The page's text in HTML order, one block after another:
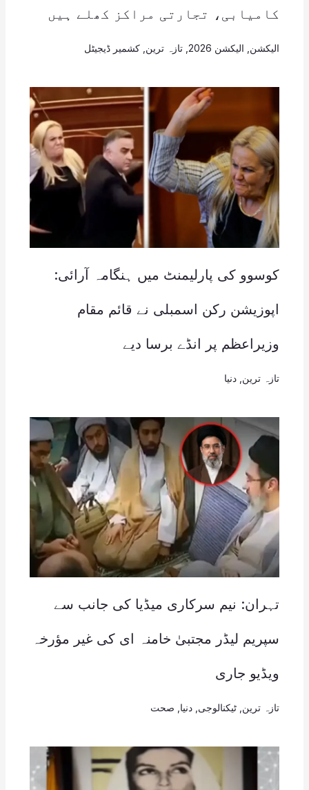
کامیابی، تجارتی مراکز کھلے ہیں
الیکشن الیکشن 2026 , تازہ ترین کشمیر ڈیجیٹل
کوسوو کی پارلیمنٹ میں ہنگامہ آرائی:
اپوزیشن رکن اسمبلی نے قائم مقام
وزیراعظم پر انڈے برسا دیے
تازہ ترین دنیا
تہران: نیم سرکاری میڈیا کی جانب سے
سپریم لیڈر مجتبیٰ خامنہ ای کی غیر مؤرخہ
ویڈیو جاری
تازہ ترین ٹیکنالوجی دنیا صحت